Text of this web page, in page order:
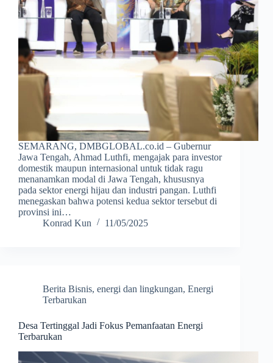
SEMARANG, DMBGLOBAL.co.id – Gubernur
Jawa Tengah, Ahmad Luthfi, mengajak para investor
domestik maupun internasional untuk tidak ragu
menanamkan modal di Jawa Tengah, khususnya
pada sektor energi hijau dan industri pangan. Luthfi
menegaskan bahwa potensi kedua sektor tersebut di
provinsi ini…
Konrad Kun
11/05/2025
Berita Bisnis, energi dan lingkungan, Energi
Terbarukan
Desa Tertinggal Jadi Fokus Pemanfaatan Energi
Terbarukan